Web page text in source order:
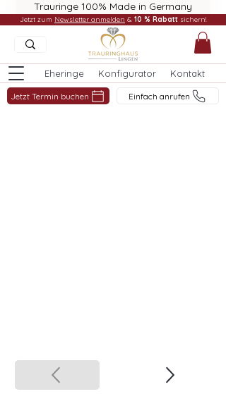
Trauringe 100% Made in Germany
Eheringe Konfigurator Kontakt
Jetzt Termin buchen Einfach anrufen
Jetzt zum Newsletter anmelden & 10 % Rabatt sichern!